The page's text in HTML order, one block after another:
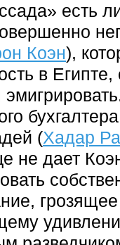
есть
Коэн),
в
(Хадар
не дает